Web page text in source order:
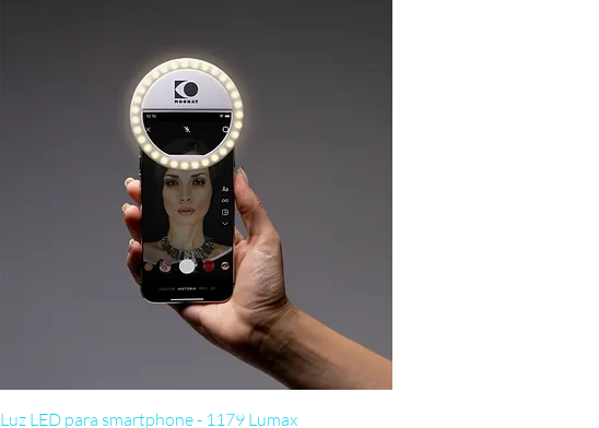
Visualização rápida
Luz LED para smartphone - 1179 Lumax